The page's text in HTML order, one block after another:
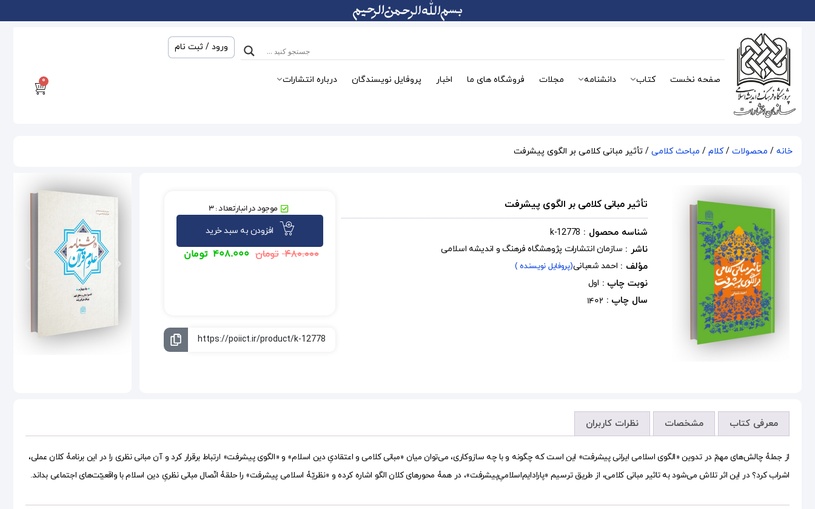
ورود / ثبت نام
صفحه نخست کتاب دانشنامه مجلات فروشگاه های ما اخبار پروفایل نویسندگان درباره انتشارات 0
خانه / محصولات /کلام / مباحث کلامی / تأثیر مبانی کلامی بر الگوی پیشرفت
تأثیر مبانی کلامی بر الگوی پیشرفت
شناسه محصول : k-12778
ناشر : سازمان انتشارات پژوهشگاه فرهنگ و اندیشه اسلامی
مؤلف : احمد شعبانی(پروفایل نویسنده )
نوبت چاپ : اول
سال چاپ : 1402
موجود در انبارتعداد : 3
افزودن به سبد خرید
۴۸۰.۰۰۰ تومان ۴۰۸.۰۰۰ تومان
معرفی کتاب مشخصات نظرات کاربران
از جملۀ چالش‌های مهمّ در تدوین «الگوی اسلامی ایرانی پیشرفت» این است که چگونه و با چه سازوکاری، می‌توان میان «مبانی کلامی و اعتقادیِ دین اسلام» و «الگوی پیشرفت» ارتباط برقرار کرد و آن مبانی نظری را در این برنامۀ کلان عملی،
اشراب کرد؟ در این اثر تلاش می‌شود به تاثیر مبانی کلامی، از طریق ترسیم «پارادایم‌اسلامیِ‌پیشرفت»، در همۀ محورهای کلان الگو اشاره کرده و «نظریّۀ اسلامی پیشرفت» را حلقۀ اتّصال مبانی نظریِ دین اسلام با واقعیّت‌های اجتماعی بداند.